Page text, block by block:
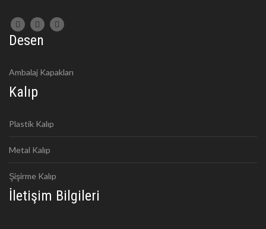
Desen
Ambalaj Kapakları
Kalıp
Plastik Kalıp
Metal Kalıp
Şişirme Kalıp
İletişim Bilgileri